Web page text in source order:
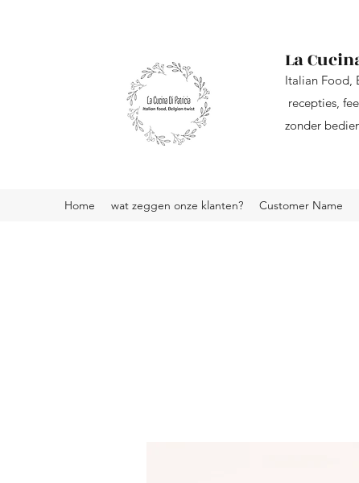
La
Italian Food,
recepties,
zonder
Home wat zeggen onze klanten? Customer Name